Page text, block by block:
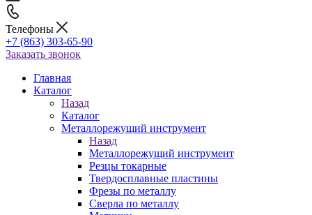
Телефоны
+7 (863) 303-65-90
Заказать звонок
Главная
Каталог
Назад
Каталог
Металлорежущий инструмент
Назад
Металлорежущий инструмент
Резцы токарные
Твердосплавные пластины
Фрезы по металлу
Сверла по металлу